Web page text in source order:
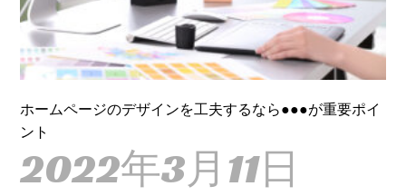
ホームページのデザインを工夫するなら●●●が重要ポイ
ント
2022年3月11日